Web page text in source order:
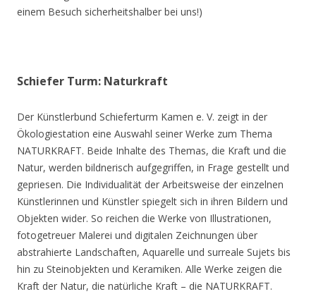
einem Besuch sicherheitshalber bei uns!)
Schiefer Turm: Naturkraft
Der Künstlerbund Schieferturm Kamen e. V. zeigt in der
Ökologiestation eine Auswahl seiner Werke zum Thema
NATURKRAFT. Beide Inhalte des Themas, die Kraft und die
Natur, werden bildnerisch aufgegriffen, in Frage gestellt und
gepriesen. Die Individualität der Arbeitsweise der einzelnen
Künstlerinnen und Künstler spiegelt sich in ihren Bildern und
Objekten wider. So reichen die Werke von Illustrationen,
fotogetreuer Malerei und digitalen Zeichnungen über
abstrahierte Landschaften, Aquarelle und surreale Sujets bis
hin zu Steinobjekten und Keramiken. Alle Werke zeigen die
Kraft der Natur, die natürliche Kraft – die NATURKRAFT.